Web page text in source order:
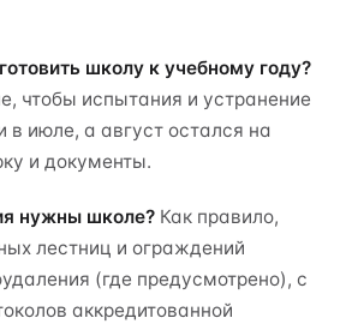
школу к учебному году?
чтобы испытания и устранение
июле, а август остался на
и документы.
нужны школе? Как правило,
лестниц и ограждений
(где предусмотрено), с
аккредитованной